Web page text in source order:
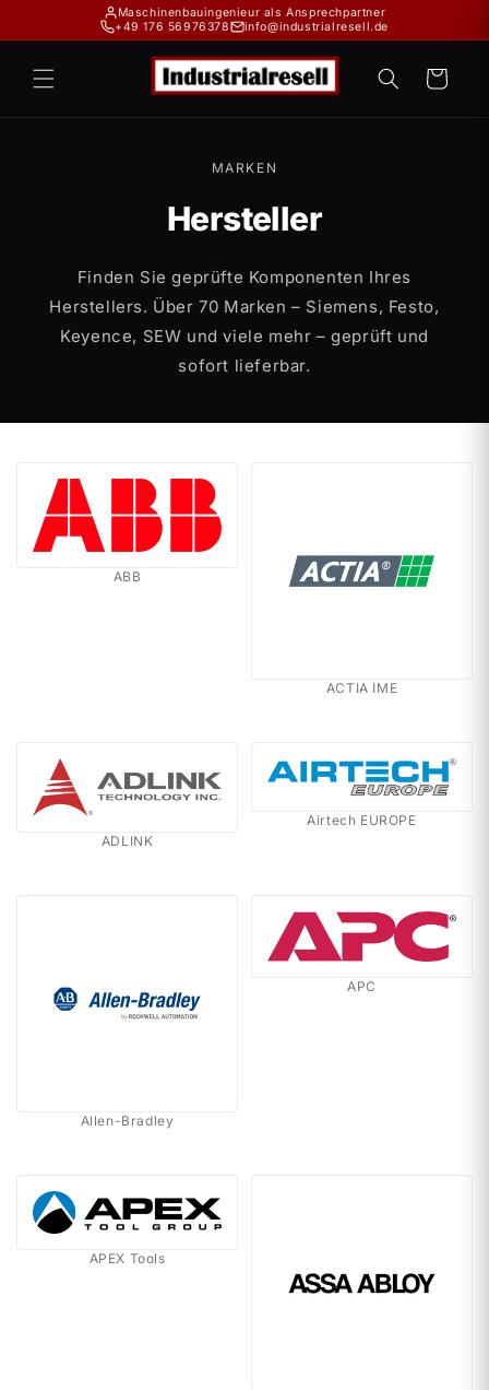
Inhalt
Maschinenbauingenieur als Ansprechpartner
+49 176 56976378
info@industrialresell.de
Warenkorb
MARKEN
Hersteller
Finden Sie geprüfte Komponenten Ihres
Herstellers. Über 70 Marken – Siemens, Festo,
Keyence, SEW und viele mehr – geprüft und
sofort lieferbar.
ABB
ACTIA IME
ADLINK
Airtech EUROPE
Allen-Bradley
APC
APEX Tools